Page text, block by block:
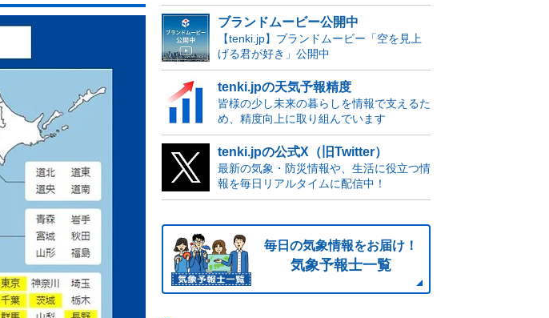
ブランドムービー公開中
【tenki.jp】ブランドムービー「空を見上
げる君が好き」公開中
tenki.jpの天気予報精度
皆様の少し未来の暮らしを情報で支えるた
め、精度向上に取り組んでいます
tenki.jpの公式X（旧Twitter）
最新の気象・防災情報や、生活に役立つ情
報を毎日リアルタイムに配信中！
毎日の気象情報をお届け！
気象予報士一覧